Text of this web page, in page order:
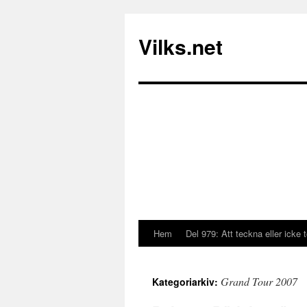
Vilks.net
Hoppa
innehåll
Hem Del 979: Att teckna eller icke
Kategoriarkiv: Grand Tour 2007